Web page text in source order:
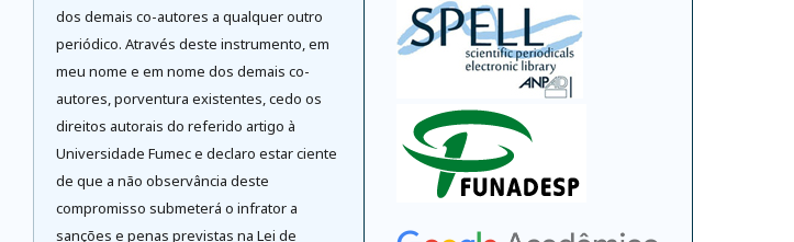
dos demais co-autores a qualquer outro
periódico. Através deste instrumento, em
meu nome e em nome dos demais co-
autores, porventura existentes, cedo os
direitos autorais do referido artigo à
Universidade Fumec e declaro estar ciente
de que a não observância deste
compromisso submeterá o infrator a
sanções e penas previstas na Lei de